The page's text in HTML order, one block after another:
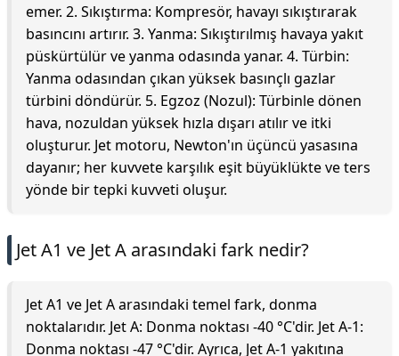
emer. 2. Sıkıştırma: Kompresör, havayı sıkıştırarak
basıncını artırır. 3. Yanma: Sıkıştırılmış havaya yakıt
püskürtülür ve yanma odasında yanar. 4. Türbin:
Yanma odasından çıkan yüksek basınçlı gazlar
türbini döndürür. 5. Egzoz (Nozul): Türbinle dönen
hava, nozuldan yüksek hızla dışarı atılır ve itki
oluşturur. Jet motoru, Newton'ın üçüncü yasasına
dayanır; her kuvvete karşılık eşit büyüklükte ve ters
yönde bir tepki kuvveti oluşur.
Jet A1 ve Jet A arasındaki fark nedir?
Jet A1 ve Jet A arasındaki temel fark, donma
noktalarıdır. Jet A: Donma noktası -40 °C'dir. Jet A-1:
Donma noktası -47 °C'dir. Ayrıca, Jet A-1 yakıtına